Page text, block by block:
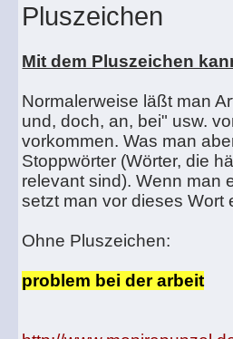
Pluszeichen
Mit dem Pluszeichen
Normalerweise läßt man
und, doch, an, bei" usw.
vorkommen. Was man
Stoppwörter (Wörter, die
relevant sind). Wenn man
setzt man vor dieses Wort
Ohne Pluszeichen:
problem bei der arbeit